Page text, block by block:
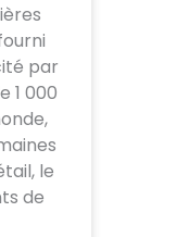
par
1 000
le
de